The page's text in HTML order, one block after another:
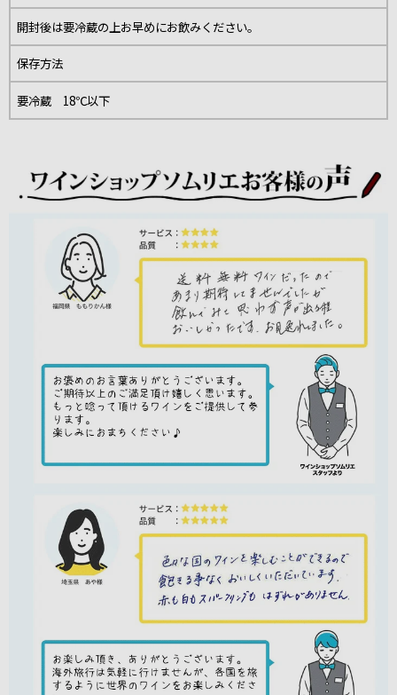
開封後は要冷蔵の上お早めにお飲みください。
保存方法
要冷蔵 18℃以下